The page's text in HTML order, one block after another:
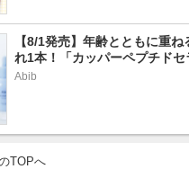
【8/1発売】年齢とともに重
れ1本！「カッパーペプチドセ
Abib
TOPへ